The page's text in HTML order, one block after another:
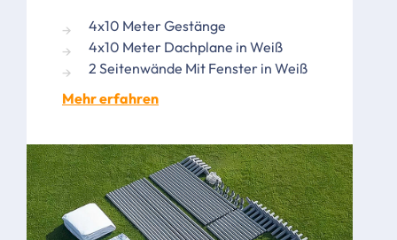
4x10 Meter Gestänge
4x10 Meter Dachplane in Weiß
2 Seitenwände Mit Fenster in Weiß
Mehr erfahren